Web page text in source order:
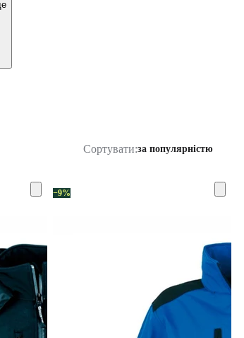
Сортувати:за популярністю
−9%